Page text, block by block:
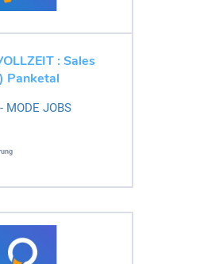
: Sales
Panketal
MODE JOBS